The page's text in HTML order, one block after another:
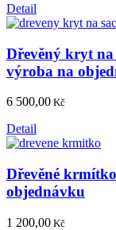
Detail
Dřevěný kryt na
výroba na
6 500,00 Kč
Detail
Dřevěné
objednávku
1 200,00 Kč